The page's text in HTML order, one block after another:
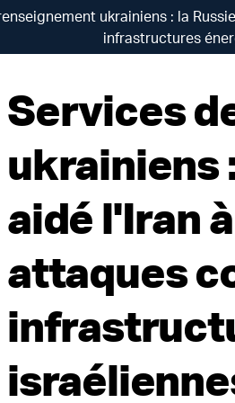
ukrainiens : la
infrastructures
Services
ukrainiens
aidé l'Iran
attaques